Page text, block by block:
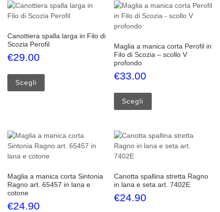
Canottiera spalla larga in Filo di
Scozia Perofil
€29.00
Scegli
Questo prodotto ha più varianti. Le opzioni possono
Maglia a manica corta Perofil in
Filo di Scozia – scollo V
profondo
€33.00
Scegli
Maglia a manica corta Sintonia
Ragno art. 65457 in lana e
cotone
€24.90
Canotta spallina stretta Ragno
in lana e seta art. 7402E
€24.90